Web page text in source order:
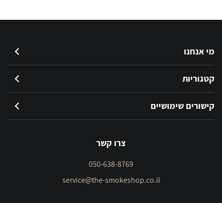
מי אנחנו
קטגוריות
קישורים שימושיים
צרו קשר
050-638-8769
service@the-smokeshop.co.il